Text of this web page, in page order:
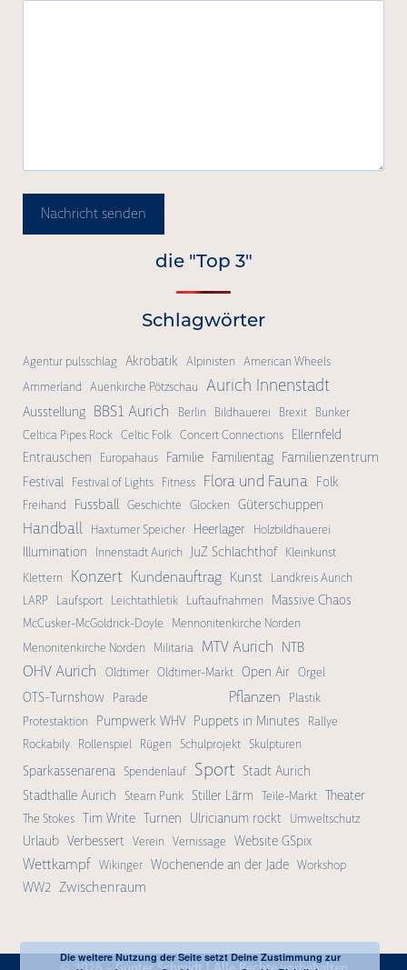
Nachricht senden
die "Top 3"
Schlagwörter
Agentur pulsschlag Akrobatik Alpinisten American Wheels
Ammerland Auenkirche Pötzschau Aurich Innenstadt
Ausstellung BBS1 Aurich Berlin Bildhauerei Brexit Bunker
Celtica Pipes Rock Celtic Folk Concert Connections Ellernfeld
Entrauschen
Europahaus Familie Familientag Familienzentrum
Festival Festival of Lights Fitness Flora und Fauna Folk
Freihand Fussball Geschichte Glocken Güterschuppen
Handball Haxtumer Speicher Heerlager Holzbildhauerei
Illumination Innenstadt Aurich JuZ Schlachthof Kleinkunst
Klettern
Konzert Kundenauftrag Kunst Landkreis Aurich
LARP Laufsport Leichtathletik Luftaufnahmen Massive Chaos
McCusker-McGoldrick-Doyle
Mennonitenkirche Norden
Menonitenkirche Norden
Militaria MTV Aurich NTB
OHV Aurich Oldtimer Oldtimer-Markt Open Air Orgel
OTS-Turnshow Parade Pflanzen
Plastik
Protestaktion
Pumpwerk WHV Puppets in Minutes
Rallye
Rockabily Rollenspiel Rügen Schulprojekt Skulpturen
Sparkassenarena Spendenlauf Sport Stadt Aurich
Stadthalle Aurich Steam Punk Stiller Lärm Teile-Markt Theater
The Stokes Tim Write Turnen Ulricianum rockt Umweltschutz
Urlaub Verbessert Verein Vernissage Website GSpix
Wettkampf Wikinger Wochenende an der Jade Workshop
WW2 Zwischenraum
Die weitere Nutzung der Seite setzt Deine Zustimmung zur